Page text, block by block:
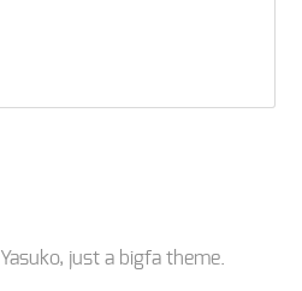
Yasuko, just a bigfa theme.